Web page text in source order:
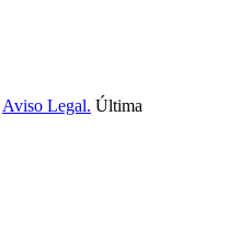
Aviso Legal. Última